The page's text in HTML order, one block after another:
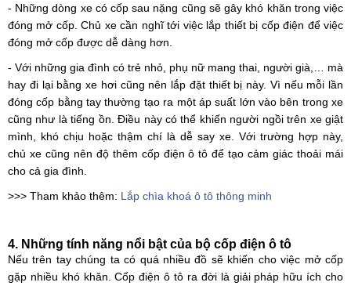
- Những dòng xe có cốp sau nặng cũng sẽ gây khó khăn trong việc
đóng mở cốp. Chủ xe cần nghĩ tới việc lắp thiết bị cốp điện để việc
đóng mở cốp được dễ dàng hơn.
- Với những gia đình có trẻ nhỏ, phụ nữ mang thai, người già,… mà
hay đi lại bằng xe hơi cũng nên lắp đặt thiết bị này. Vì nếu mỗi lần
đóng cốp bằng tay thường tạo ra một áp suất lớn vào bên trong xe
cũng như là tiếng ồn. Điều này có thể khiến người ngồi trên xe giật
mình, khó chịu hoặc thậm chí là dễ say xe. Với trường hợp này,
chủ xe cũng nên độ thêm cốp điện ô tô để tạo cảm giác thoải mái
cho cả gia đình.
>>> Tham khảo thêm: Lắp chìa khoá ô tô thông minh
4. Những tính năng nổi bật của bộ cốp điện ô tô
Nếu trên tay chúng ta có quá nhiều đồ sẽ khiến cho việc mở cốp
gặp nhiều khó khăn. Cốp điện ô tô ra đời là giải pháp hữu ích cho